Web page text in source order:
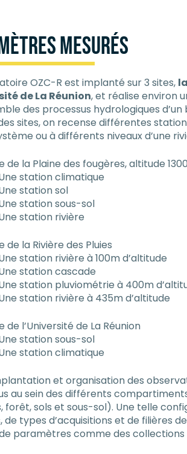
mesurés
OZC-R est implanté sur 3 sites,
de La Réunion, et réalise environ
des processus hydrologiques
sites, on recense différentes
ou à différents niveaux d’une
de la Plaine des fougères, altitude
station climatique
station sol
station sous-sol
station rivière
de la Rivière des Pluies
station rivière à 100m d’altitude
station cascade
station pluviométrie à 400m
station rivière à 435m d’altitude
de l’Université de La Réunion
station sous-sol
station climatique
et organisation des
au sein des différents
forêt, sols et sous-sol). Une telle
de types d’acquisitions et de filières
paramètres comme des collections